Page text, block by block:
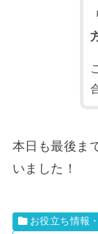
本日も最後ま
いました！
お役立ち情報